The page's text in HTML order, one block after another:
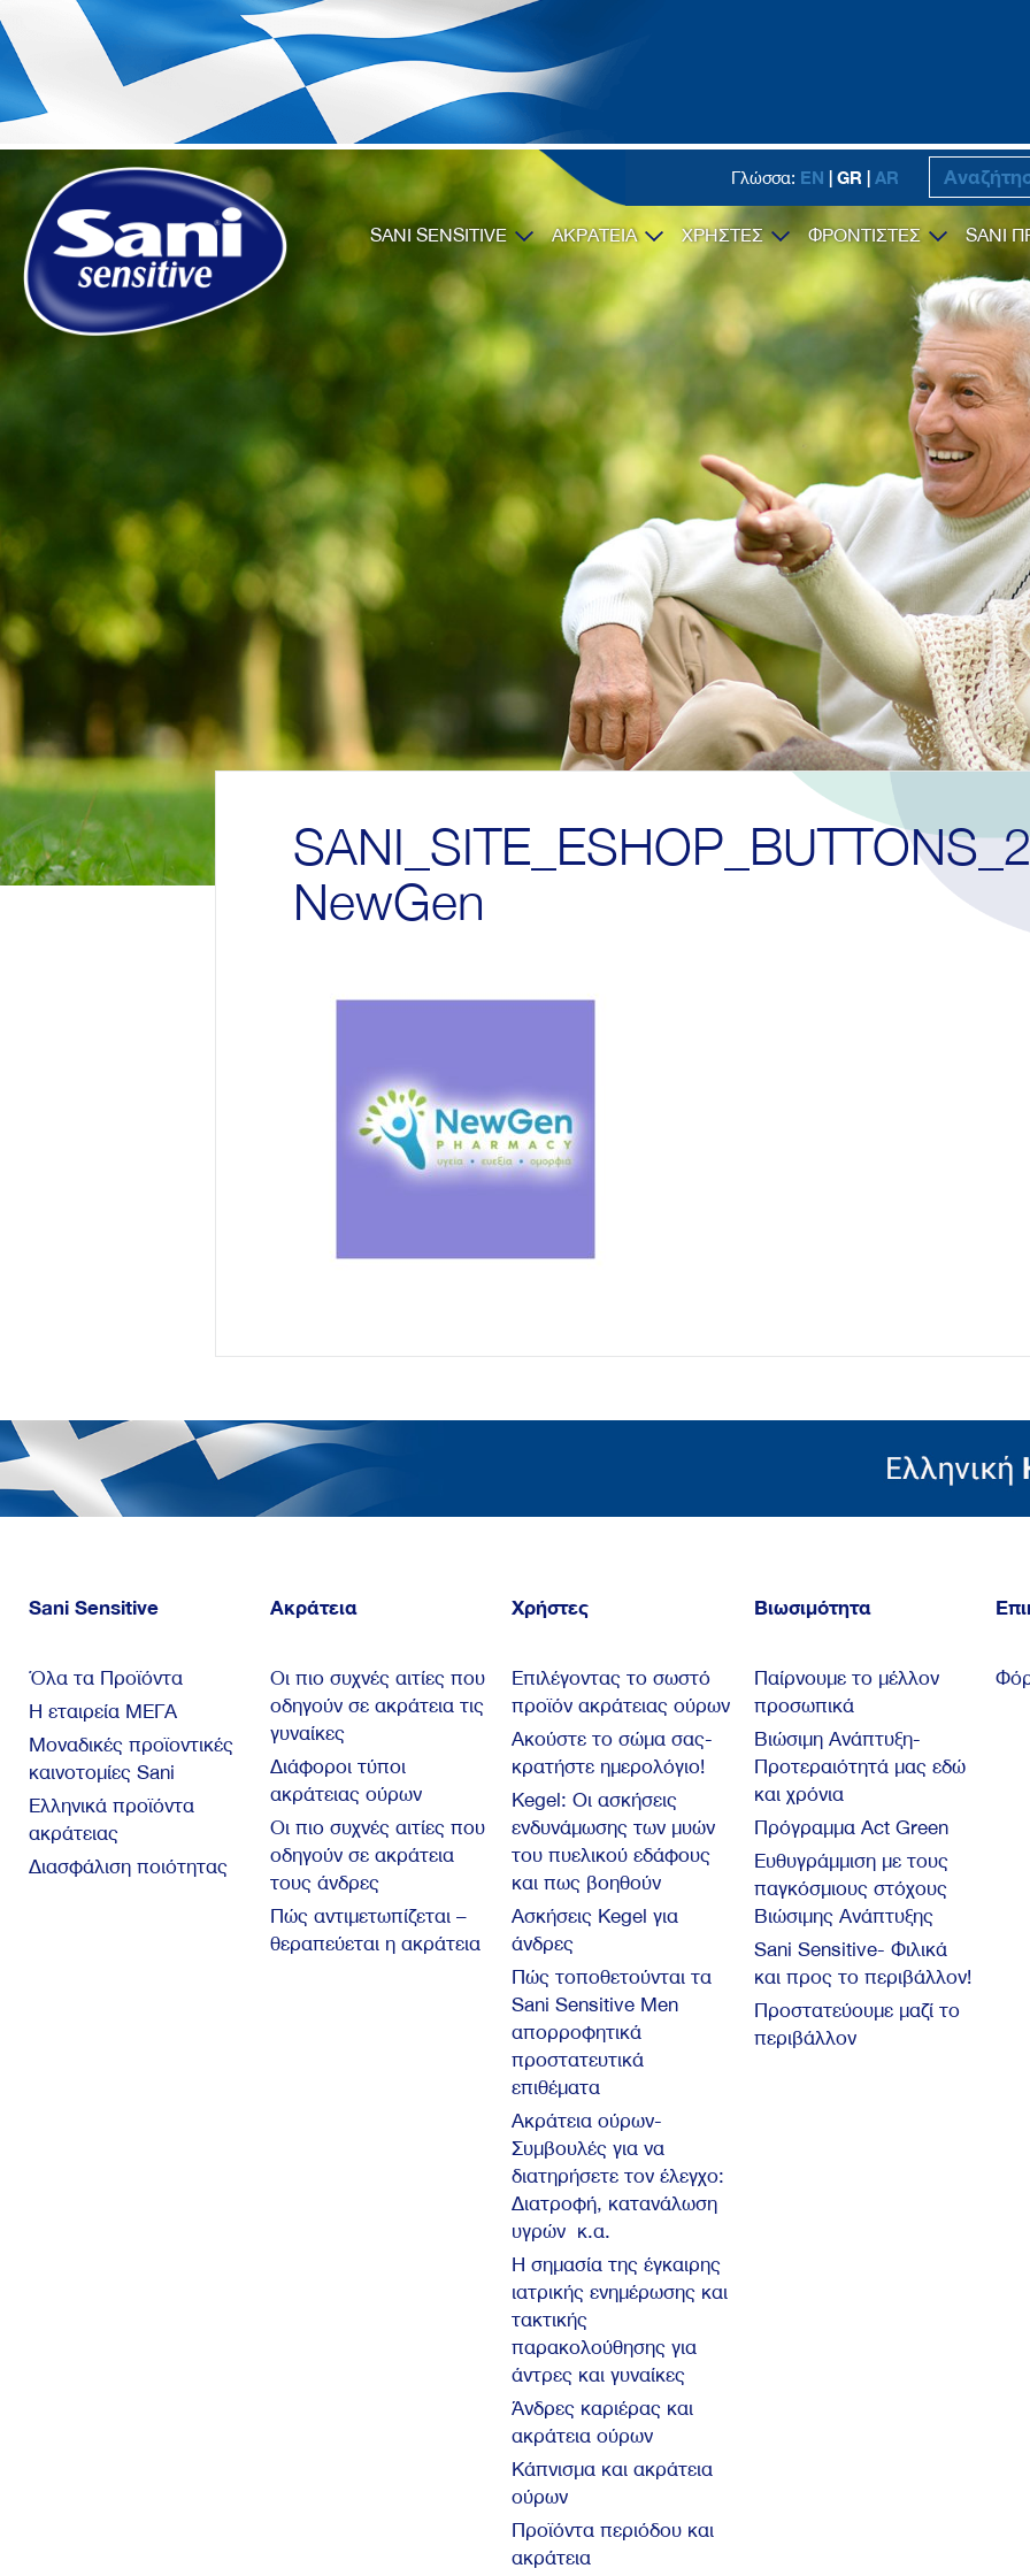
Γλώσσα: EN | GR | AR
SANI SENSITIVE ΑΚΡΑΤΕΙΑ ΧΡΗΣΤΕΣ ΦΡΟΝΤΙΣΤΕΣ SANI
NewGen
Sani Sensitive
Όλα τα Προϊόντα
Η εταιρεία ΜΕΓΑ
Μοναδικές προϊοντικές
καινοτομίες Sani
Ελληνικά προϊόντα
ακράτειας
Διασφάλιση ποιότητας
Ακράτεια
Οι πιο συχνές αιτίες που
οδηγούν σε ακράτεια τις
γυναίκες
Διάφοροι τύποι
ακράτειας ούρων
Οι πιο συχνές αιτίες που
οδηγούν σε ακράτεια
τους άνδρες
Πώς αντιμετωπίζεται –
θεραπεύεται η ακράτεια
Χρήστες
Επιλέγοντας το σωστό
προϊόν ακράτειας ούρων
Ακούστε το σώμα σας-
κρατήστε ημερολόγιο!
Kegel: Oι ασκήσεις
ενδυνάμωσης των μυών
του πυελικού εδάφους
και πως βοηθούν
Ασκήσεις Kegel για
άνδρες
Πώς τοποθετούνται τα
Sani Sensitive Men
απορροφητικά
προστατευτικά
επιθέματα
Ακράτεια ούρων-
Συμβουλές για να
διατηρήσετε τον έλεγχο:
Διατροφή, κατανάλωση
υγρών κ.α.
Η σημασία της έγκαιρης
ιατρικής ενημέρωσης και
τακτικής
παρακολούθησης για
άντρες και γυναίκες
Άνδρες καριέρας και
ακράτεια ούρων
Κάπνισμα και ακράτεια
ούρων
Προϊόντα περιόδου και
ακράτεια
Βιωσιμότητα
Παίρνουμε το μέλλον
προσωπικά
Βιώσιμη Ανάπτυξη-
Προτεραιότητά μας εδώ
και χρόνια
Πρόγραμμα Act Green
Ευθυγράμμιση με τους
παγκόσμιους στόχους
Βιώσιμης Ανάπτυξης
Sani Sensitive- Φιλικά
και προς το περιβάλλον!
Προστατεύουμε μαζί το
περιβάλλον